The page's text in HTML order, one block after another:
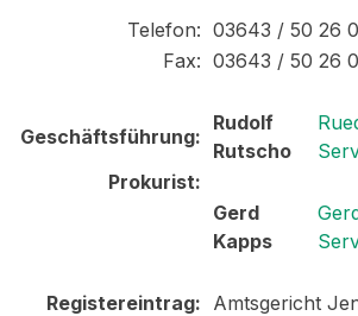
Telefon: 03643 / 50 26
Fax: 03643 / 50 26
Geschäftsführung:
Rudolf
Rutscho
Prokurist:
Gerd
Kapps
Registereintrag: Amtsgericht